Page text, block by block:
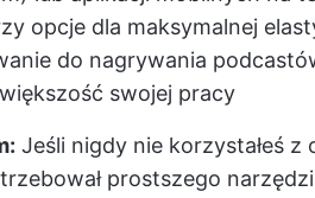
opcje dla maksymalnej
do nagrywania
swojej pracy
Jeśli nigdy nie korzystałeś
prostszego